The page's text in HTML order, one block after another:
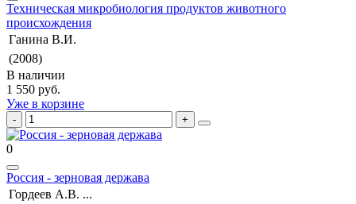
Техническая микробиология продуктов животного
происхождения
Ганина В.И.
(2008)
В наличии
1 550 руб.
Уже в корзине
0
Россия - зерновая держава
Гордеев А.В. ...